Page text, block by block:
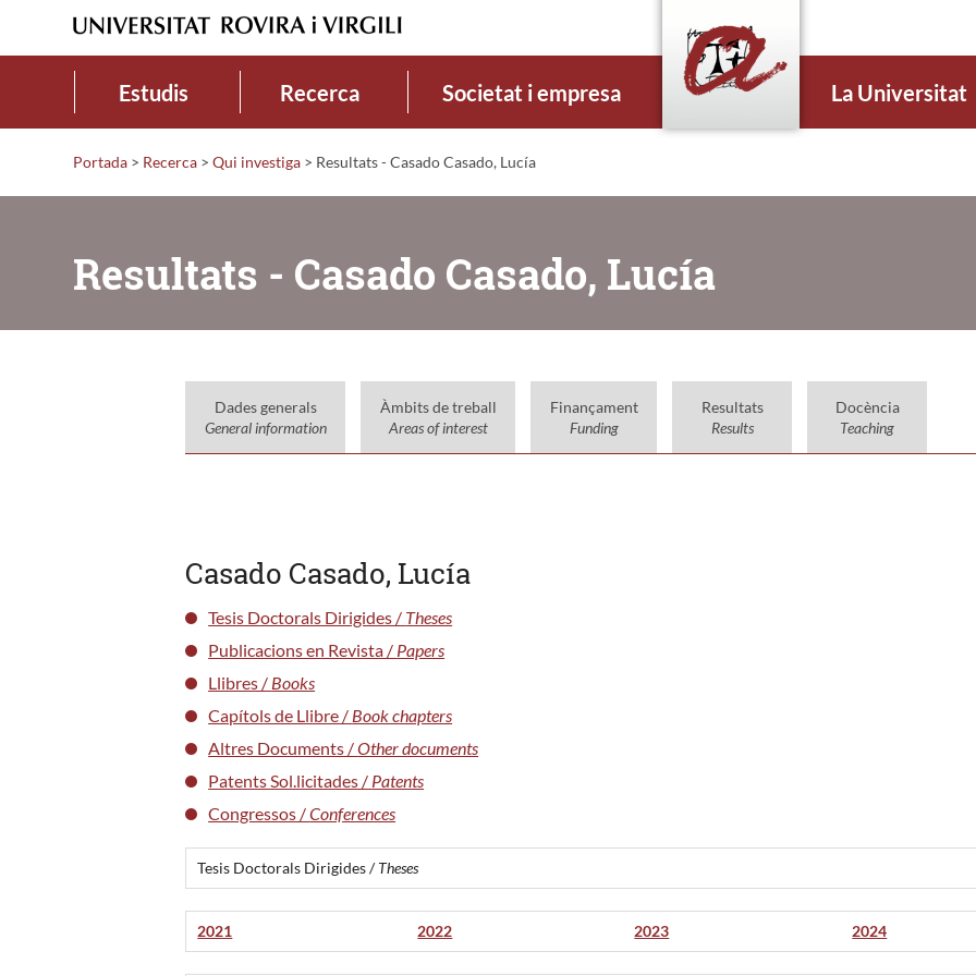
Estudis Recerca Societat i empresa La Universitat
Portada > Recerca > Qui investiga > Resultats - Casado Casado, Lucía
Resultats - Casado Casado, Lucía
Dades generals
General information
Àmbits de treball
Areas of interest
Finançament
Funding
Resultats
Results
Docència
Teaching
Casado Casado, Lucía
Tesis Doctorals Dirigides / Theses
Publicacions en Revista / Papers
Llibres / Books
Capítols de Llibre / Book chapters
Altres Documents /Other documents
Patents Sol.licitades / Patents
Congressos /Conferences
Tesis Doctorals Dirigides /Theses
2021 2022 2023 2024